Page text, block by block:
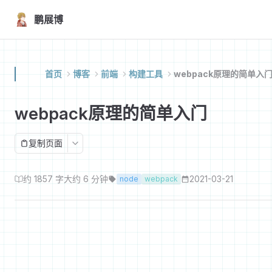
Skip to content
鹏展博
首页 博客 前端 构建工具 webpack原理的简单入门
webpack原理的简单入门
复制页面
约 1857 字大约 6 分钟 node webpack 2021-03-21